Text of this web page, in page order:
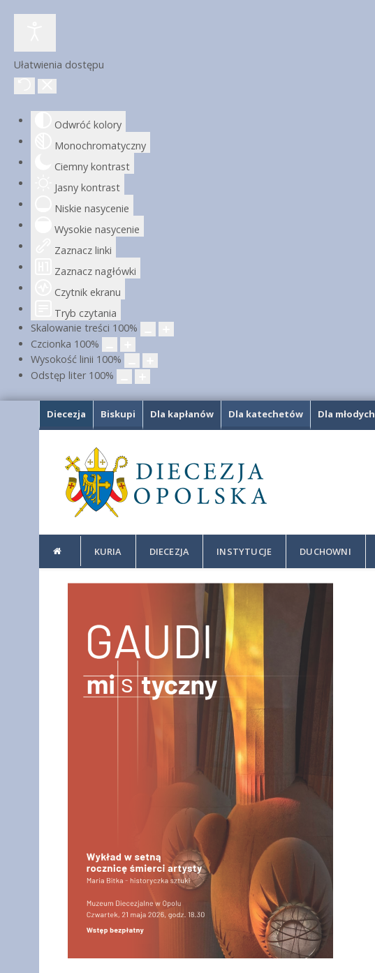
Ułatwienia dostępu
Odwróć kolory
Monochromatyczny
Ciemny kontrast
Jasny kontrast
Niskie nasycenie
Wysokie nasycenie
Zaznacz linki
Zaznacz nagłówki
Czytnik ekranu
Tryb czytania
Skalowanie treści 100%
Czcionka 100%
Wysokość linii 100%
Odstęp liter 100%
Diecezja Biskupi Dla kapłanów Dla katechetów Dla młodych
KURIA DIECEZJA INSTYTUCJE DUCHOWNI